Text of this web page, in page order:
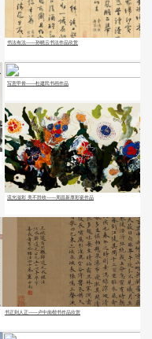
书法有法——孙晓云书法作品欣赏
写意甲骨——杜建民书画作品
流光溢彩 美不胜收——周昌新厚彩瓷作品
书正则人正——卢中南楷书作品欣赏